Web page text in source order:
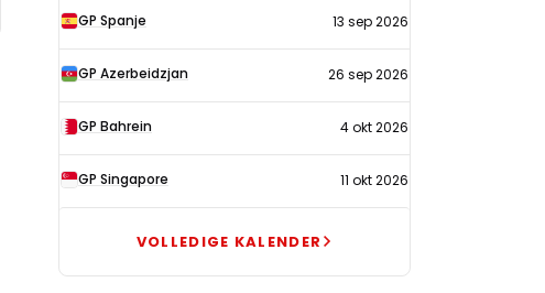
GP Spanje 13 sep 2026
GP Azerbeidzjan 26 sep 2026
GP Bahrein 4 okt 2026
GP Singapore 11 okt 2026
VOLLEDIGE KALENDER